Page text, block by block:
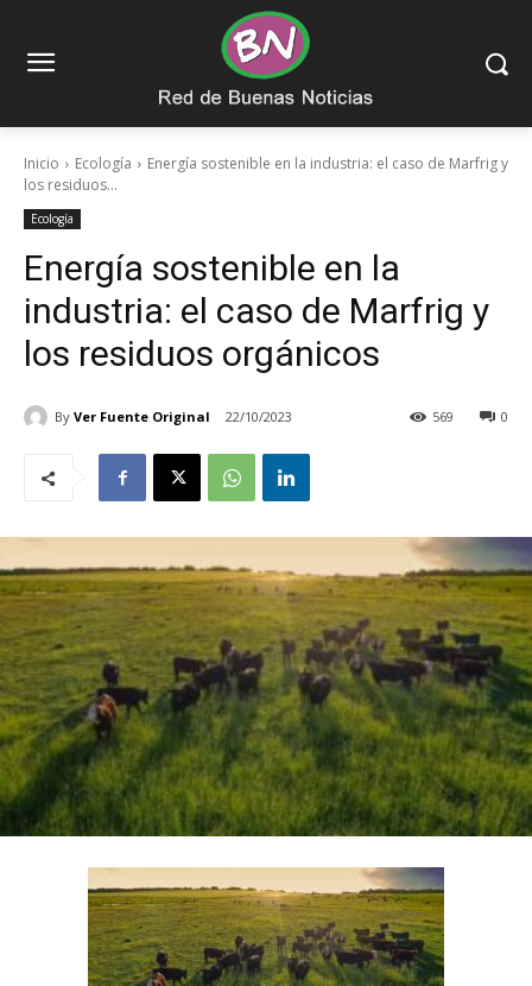
Inicio Ecología
Energía sostenible en la industria: el caso de Marfrig y
los residuos...
Ecología
Energía sostenible en la
industria: el caso de Marfrig y
los residuos orgánicos
By Ver Fuente Original 22/10/2023 0
569